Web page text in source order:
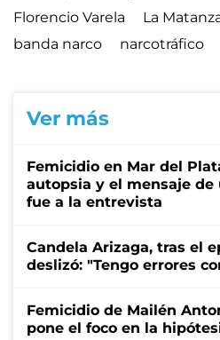
Florencio Varela
La
banda narco
narcotráfico
Ver más
Femicidio en Mar del
autopsia y el mensaje de
fue a la entrevista
Candela Arizaga, tras el
deslizó: "Tengo errores
Femicidio de Mailén
pone el foco en la